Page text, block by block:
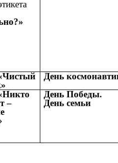
День
–
День Победы.
День семьи